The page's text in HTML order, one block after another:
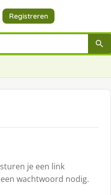
Registreren
je een link
wachtwoord nodig.